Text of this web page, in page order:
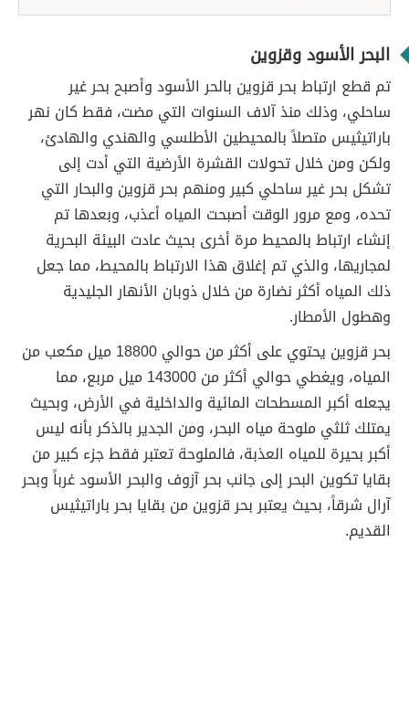
البحر الأسود وقزوين
تم قطع ارتباط بحر قزوين بالحر الأسود وأصبح بحر غير
ساحلي، وذلك منذ آلاف السنوات التي مضت، فقط كان نهر
باراتيثيس متصلاً بالمحيطين الأطلسي والهندي والهادئ،
ولكن ومن خلال تحولات القشرة الأرضية التي أدت إلى
تشكل بحر غير ساحلي كبير ومنهم بحر قزوين والبحار التي
تحده، ومع مرور الوقت أصبحت المياه أعذب، وبعدها تم
إنشاء ارتباط بالمحيط مرة أخرى بحيث عادت البيئة البحرية
لمجاريها، والذي تم إغلاق هذا الارتباط بالمحيط، مما جعل
ذلك المياه أكثر نضارة من خلال ذوبان الأنهار الجليدية
وهطول الأمطار.
بحر قزوين يحتوي على أكثر من حوالي 18800 ميل مكعب من
المياه، ويغطي حوالي أكثر من 143000 ميل مربع، مما
يجعله أكبر المسطحات المائية والداخلية في الأرض، وبحيث
يمتلك ثلثي ملوحة مياه البحر، ومن الجدير بالذكر بأنه ليس
أكبر بحيرة للمياه العذبة، فالملوحة تعتبر فقط جزء كبير من
بقايا تكوين البحر إلى جانب بحر آزوف والبحر الأسود غرباً وبحر
آرال شرقاً، بحيث يعتبر بحر قزوين من بقايا بحر باراتيثيس
القديم.